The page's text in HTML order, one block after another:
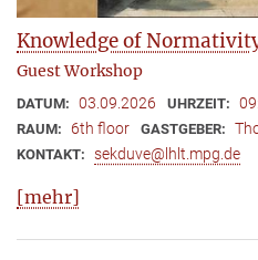
Knowledge of
Guest Workshop
DATUM: 03.09.2026 UHRZEIT:
RAUM: 6th floor GASTGEBER:
KONTAKT: sekduve@lhlt.mpg.de
[mehr]